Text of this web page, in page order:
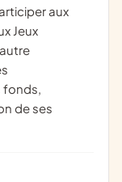
aux
Jeux
fonds,
de ses